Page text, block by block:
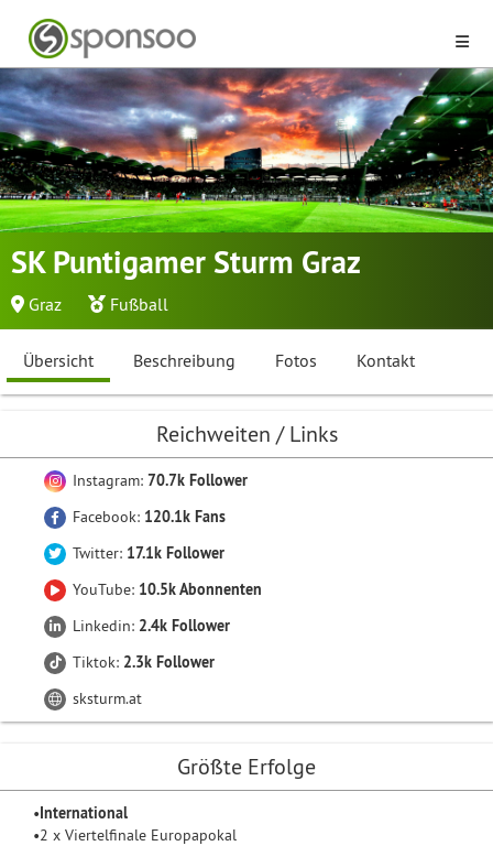
SK Puntigamer Sturm Graz
Graz Fußball
Übersicht Beschreibung Fotos Kontakt
Reichweiten / Links
Instagram: 70.7k Follower
Facebook: 120.1k Fans
Twitter: 17.1k Follower
YouTube: 10.5k Abonnenten
Linkedin: 2.4k Follower
Tiktok: 2.3k Follower
sksturm.at
Größte Erfolge
•International
•2 x Viertelfinale Europapokal